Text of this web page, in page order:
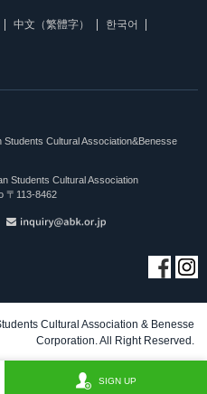
中文（繁體字）
한국어
Cultural Association&Benesse
Cultural Association
〒113-8462
Cultural Association & Benesse
Corporation. All Right Reserved.
SIGN UP